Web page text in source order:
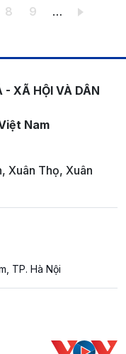
Trang
8 Trang
9 …
- XÃ HỘI VÀ DÂN
Nam
Xuân Thọ, Xuân
TP. Hà Nội